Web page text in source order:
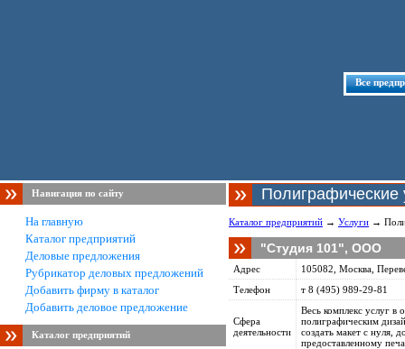
Все
Навигация по сайту
На главную
Каталог предприятий
Деловые предложения
Рубрикатор деловых предложений
Добавить фирму в каталог
Добавить деловое предложение
Каталог предприятий
Полиграфические
Каталог предприятий → Услуги →
"Студия 101", ООО
Адрес
105082, Москва,
Телефон
т 8 (495) 989-29-81
Сфера
деятельности
Весь комплекс услуг в
полиграфическим
создать макет с нуля,
предоставленному